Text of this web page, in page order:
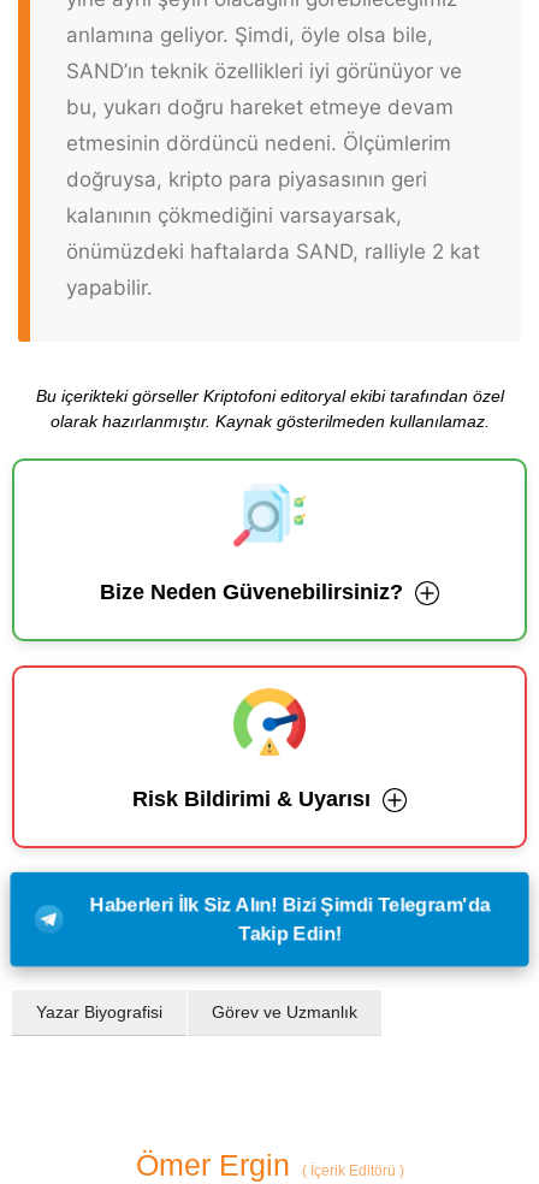
anlamına geliyor. Şimdi, öyle olsa bile,
SAND’ın teknik özellikleri iyi görünüyor ve
bu, yukarı doğru hareket etmeye devam
etmesinin dördüncü nedeni. Ölçümlerim
doğruysa, kripto para piyasasının geri
kalanının çökmediğini varsayarsak,
önümüzdeki haftalarda SAND, ralliyle 2 kat
yapabilir.
Bu içerikteki görseller Kriptofoni editoryal ekibi tarafından özel
olarak hazırlanmıştır. Kaynak gösterilmeden kullanılamaz.
Bize Neden Güvenebilirsiniz?
Risk Bildirimi & Uyarısı
Haberleri İlk Siz Alın! Bizi Şimdi Telegram'da
Takip Edin!
Yazar Biyografisi Görev ve Uzmanlık
Ömer Ergin (İçerik Editörü )